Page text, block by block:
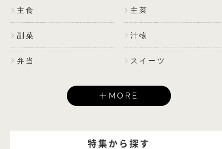
主食 主菜
副菜 汁物
弁当 スイーツ
MORE
特集から探す